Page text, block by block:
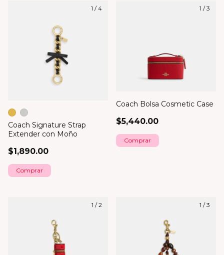
1 /4
Coach Signature Strap
Extender con Moño
$1,890.00
Comprar
1 /3
Coach Bolsa Cosmetic Case
$5,440.00
1 /2 1 /3